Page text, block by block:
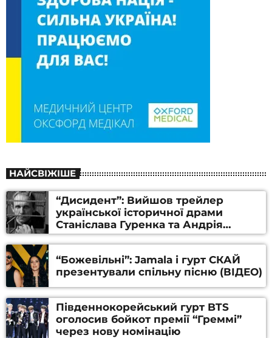
НАЙСВІЖІШЕ
“Дисидент”: Вийшов трейлер
української історичної драми
Станіслава Гуренка та Андрія
Алфьорова (ВІДЕО)
“Божевільні”: Jamala і гурт СКАЙ
презентували спільну пісню (ВІДЕО)
Південнокорейський гурт BTS
оголосив бойкот премії “Греммі”
через нову номінацію